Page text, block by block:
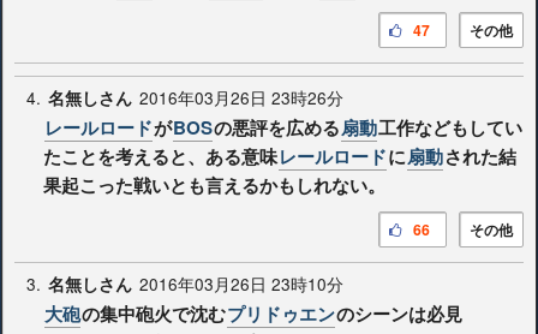
その他
47
4. 名無しさん 2016年03月26日 23時26分
レールロードがBOSの悪評を広める扇動工作などもしてい
たことを考えると、ある意味レールロードに扇動された結
果起こった戦いとも言えるかもしれない。
その他
66
3. 名無しさん 2016年03月26日 23時10分
大砲の集中砲火で沈むプリドゥエンのシーンは必見